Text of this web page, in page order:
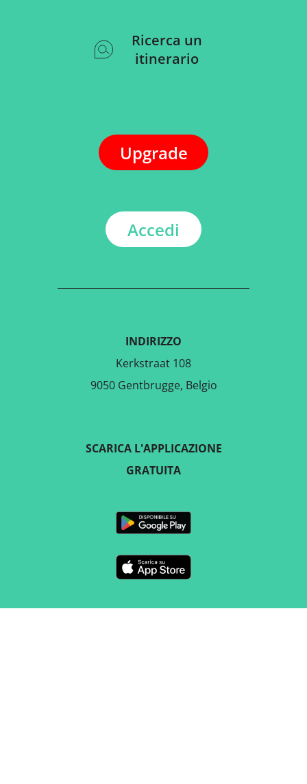
Ricerca un
itinerario
Upgrade
Accedi
INDIRIZZO
Kerkstraat 108
9050 Gentbrugge, Belgio
SCARICA L'APPLICAZIONE
GRATUITA